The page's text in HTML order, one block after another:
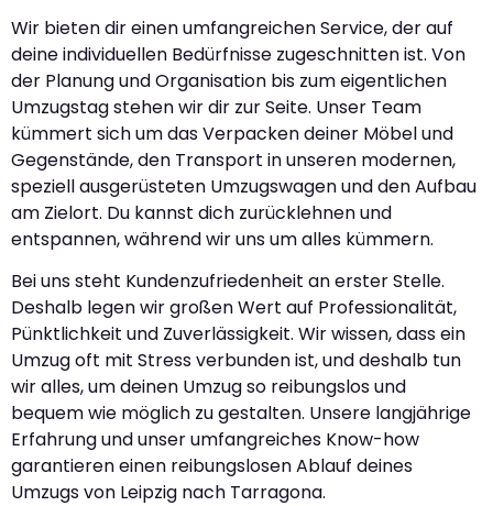
Wir bieten dir einen umfangreichen Service, der auf
deine individuellen Bedürfnisse zugeschnitten ist. Von
der Planung und Organisation bis zum eigentlichen
Umzugstag stehen wir dir zur Seite. Unser Team
kümmert sich um das Verpacken deiner Möbel und
Gegenstände, den Transport in unseren modernen,
speziell ausgerüsteten Umzugswagen und den Aufbau
am Zielort. Du kannst dich zurücklehnen und
entspannen, während wir uns um alles kümmern.
Bei uns steht Kundenzufriedenheit an erster Stelle.
Deshalb legen wir großen Wert auf Professionalität,
Pünktlichkeit und Zuverlässigkeit. Wir wissen, dass ein
Umzug oft mit Stress verbunden ist, und deshalb tun
wir alles, um deinen Umzug so reibungslos und
bequem wie möglich zu gestalten. Unsere langjährige
Erfahrung und unser umfangreiches Know-how
garantieren einen reibungslosen Ablauf deines
Umzugs von Leipzig nach Tarragona.